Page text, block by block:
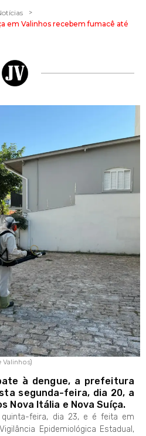
>
em Valinhos recebem fumacê até
à dengue, a prefeitura
segunda-feira, dia 20, a
Nova Itália e Nova Suíça.
feira, dia 23, e é feita em
Epidemiológica Estadual,